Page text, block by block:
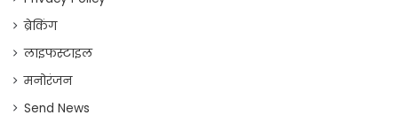
ब्रेकिंग
लाइफस्टाइल
मनोरंजन
Send News